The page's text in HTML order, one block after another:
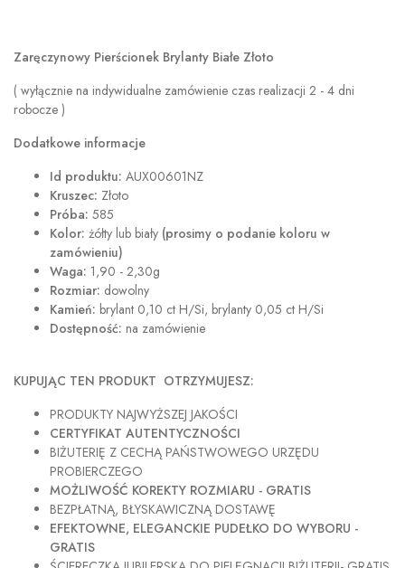
Zaręczynowy Pierścionek Brylanty Białe Złoto
( wyłącznie na indywidualne zamówienie czas realizacji 2 - 4 dni
robocze )
Dodatkowe informacje
Id produktu: AUX00601NZ
Kruszec: Złoto
Próba: 585
Kolor: żółty lub biały (prosimy o podanie koloru w
zamówieniu)
Waga: 1,90 - 2,30g
Rozmiar: dowolny
Kamień: brylant 0,10 ct H/Si, brylanty 0,05 ct H/Si
Dostępność: na zamówienie
KUPUJĄC TEN PRODUKT OTRZYMUJESZ:
PRODUKTY NAJWYŻSZEJ JAKOŚCI
CERTYFIKAT AUTENTYCZNOŚCI
BIŻUTERIĘ Z CECHĄ PAŃSTWOWEGO URZĘDU
PROBIERCZEGO
MOŻLIWOŚĆ KOREKTY ROZMIARU - GRATIS
BEZPŁATNĄ, BŁYSKAWICZNĄ DOSTAWĘ
EFEKTOWNE, ELEGANCKIE PUDEŁKO DO WYBORU -
GRATIS